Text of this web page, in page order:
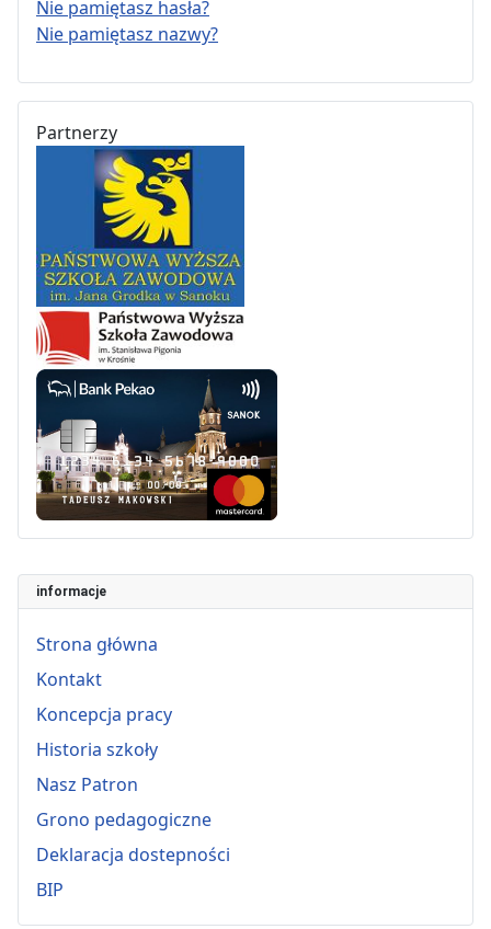
informacje
Strona główna
Kontakt
Koncepcja pracy
Historia szkoły
Nasz Patron
Grono pedagogiczne
Deklaracja dostepności
BIP
Nie pamiętasz hasła?
Nie pamiętasz nazwy?
Partnerzy